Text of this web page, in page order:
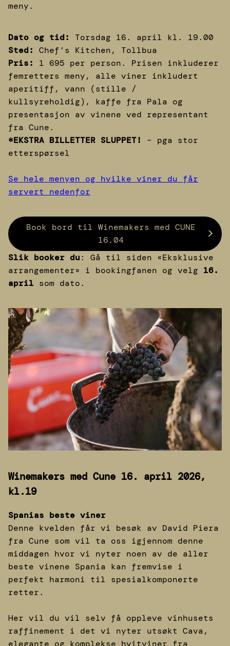
meny.
Dato og tid:
Torsdag 16. april kl. 19.00
Sted:
Chef’s Kitchen, Tollbua
Pris:
1 695 per person. Prisen inkluderer
femretters meny, alle viner inkludert
aperitiff, vann (stille /
kullsyreholdig), kaffe fra Pala og
presentasjon av vinene ved representant
fra Cune.
*EKSTRA BILLETTER SLUPPET!
– pga stor
etterspørsel
Se hele menyen og hvilke viner du får
servert nedenfor
Book bord til Winemakers med CUNE
16.04
Slik booker du: Gå til siden «Eksklusive
arrangementer» i bookingfanen og velg 16.
april som dato.
Winemakers med Cune 16. april 2026,
kl.19
Spanias beste viner
Denne kvelden får vi besøk av David Piera
fra Cune som vil ta oss igjennom denne
middagen hvor vi nyter noen av de aller
beste vinene Spania kan fremvise i
perfekt harmoni til spesialkomponerte
retter.
Her vil du vil selv få oppleve vinhusets
raffinement i det vi nyter utsøkt Cava,
elegante og komplekse hvitviner fra